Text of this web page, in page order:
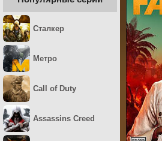
Сталкер
Метро
Call of Duty
Assassins Creed